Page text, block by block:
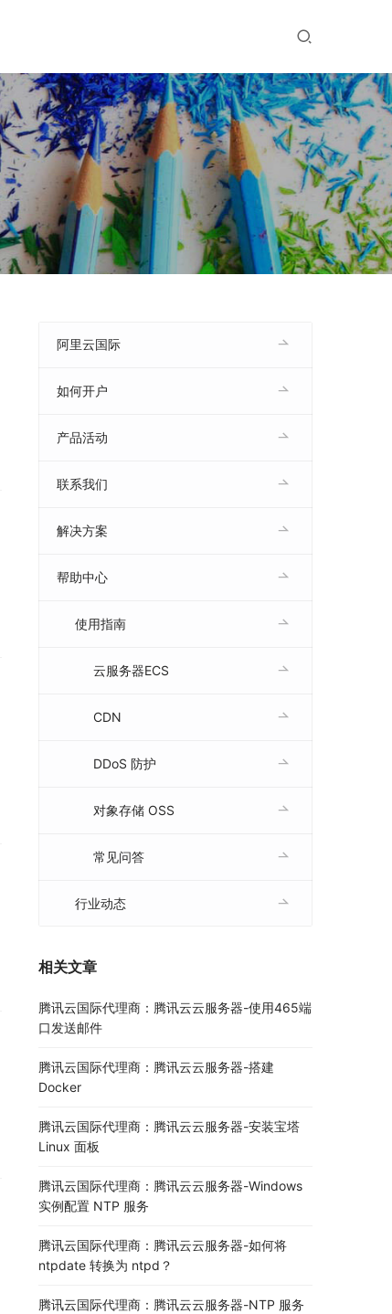
阿里云国际
如何开户
产品活动
联系我们
解决方案
帮助中心
使用指南
云服务器ECS
CDN
DDoS 防护
对象存储 OSS
常见问答
行业动态
相关文章
腾讯云国际代理商：腾讯云云服务器-使用465端
口发送邮件
腾讯云国际代理商：腾讯云云服务器-搭建
Docker
腾讯云国际代理商：腾讯云云服务器-安装宝塔
Linux 面板
腾讯云国际代理商：腾讯云云服务器-Windows
实例配置 NTP 服务
腾讯云国际代理商：腾讯云云服务器-如何将
ntpdate 转换为 ntpd？
腾讯云国际代理商：腾讯云云服务器-NTP 服务